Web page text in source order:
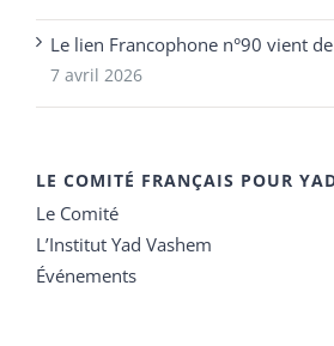
Le lien Francophone n°90 vient
7 avril 2026
LE COMITÉ FRANÇAIS POUR
Le Comité
L’Institut Yad Vashem
Événements